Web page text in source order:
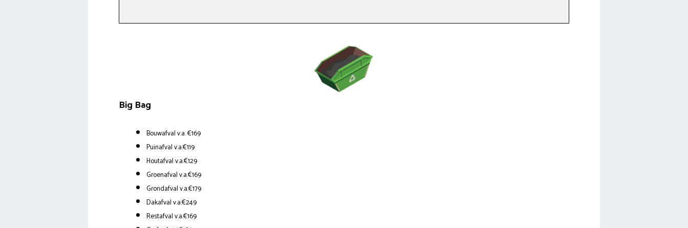
Big Bag
Bouwafval v.a. €169
Puinafval v.a.€119
Houtafval v.a.€129
Groenafval v.a.€169
Grondafval v.a.€179
Dakafval v.a.€249
Restafval v.a.€169